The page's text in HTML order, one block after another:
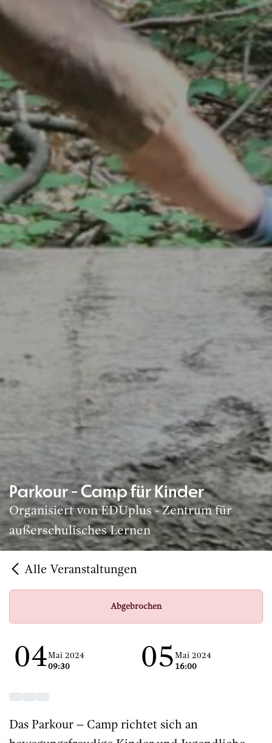
Parkour - Camp für Kinder
Organisiert von EDUplus - Zentrum für
außerschulisches Lernen
Alle Veranstaltungen
Abgebrochen
04Mai 2024
09:30
05 Mai 2024
16:00
Das Parkour – Camp richtet sich an